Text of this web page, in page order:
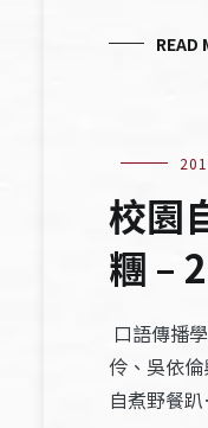
READ
校園
糰 –
口語傳播
伶、吳依
自煮野餐